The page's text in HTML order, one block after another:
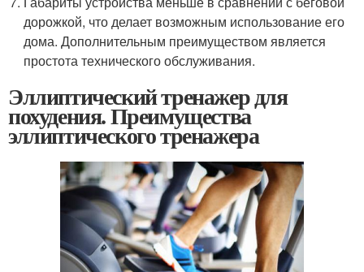
дорожкой, что делает возможным использование его
дома. Дополнительным преимуществом является
простота технического обслуживания.
Эллиптический тренажер для
похудения. Преимущества
эллиптического тренажера